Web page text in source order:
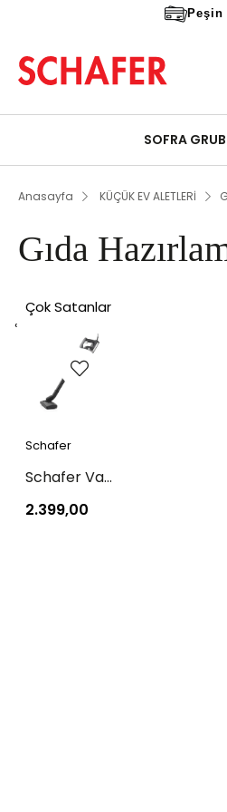
Peşin
SOFRA
Anasayfa KÜÇÜK EV ALETLERİ
Gıda
Çok Satanlar
‹
Schafer
Schafer Vakum S Dikey Elektrikli Süpürge-Antrasit
2.399,00